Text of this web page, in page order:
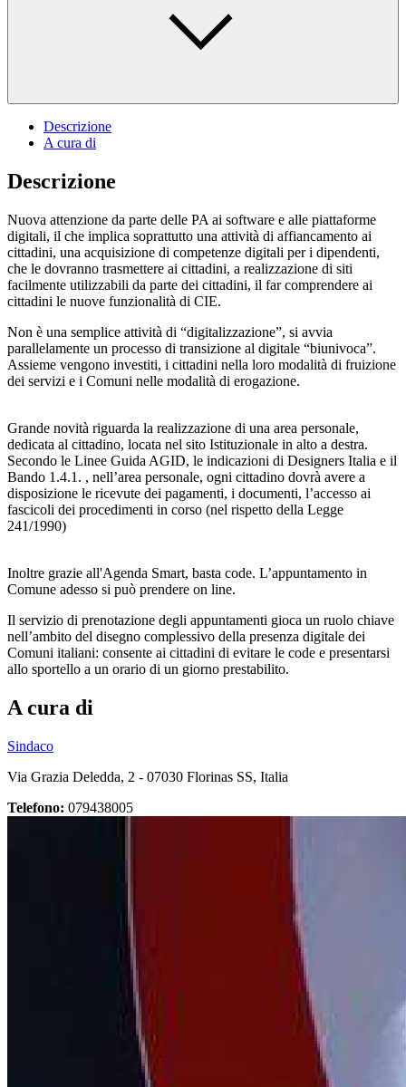
Descrizione
A cura di
Descrizione
Nuova attenzione da parte delle PA ai software e alle piattaforme
digitali, il che implica soprattutto una attività di affiancamento ai
cittadini, una acquisizione di competenze digitali per i dipendenti,
che le dovranno trasmettere ai cittadini, a realizzazione di siti
facilmente utilizzabili da parte dei cittadini, il far comprendere ai
cittadini le nuove funzionalità di CIE.
Non è una semplice attività di “digitalizzazione”, si avvia
parallelamente un processo di transizione al digitale “biunivoca”.
Assieme vengono investiti, i cittadini nella loro modalità di fruizione
dei servizi e i Comuni nelle modalità di erogazione.
Grande novità riguarda la realizzazione di una area personale,
dedicata al cittadino, locata nel sito Istituzionale in alto a destra.
Secondo le Linee Guida AGID, le indicazioni di Designers Italia e il
Bando 1.4.1. , nell’area personale, ogni cittadino dovrà avere a
disposizione le ricevute dei pagamenti, i documenti, l’accesso ai
fascicoli dei procedimenti in corso (nel rispetto della Legge
241/1990)
Inoltre grazie all'Agenda Smart, basta code. L’appuntamento in
Comune adesso si può prendere on line.
Il servizio di prenotazione degli appuntamenti gioca un ruolo chiave
nell’ambito del disegno complessivo della presenza digitale dei
Comuni italiani: consente ai cittadini di evitare le code e presentarsi
allo sportello a un orario di un giorno prestabilito.
A cura di
Sindaco
Via Grazia Deledda, 2 - 07030 Florinas SS, Italia
Telefono: 079438005